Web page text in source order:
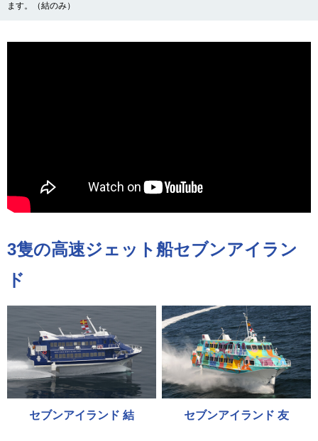
ます。（結のみ）
3隻の高速ジェット船セブンアイラン
ド
セブンアイランド 結 セブンアイランド 友